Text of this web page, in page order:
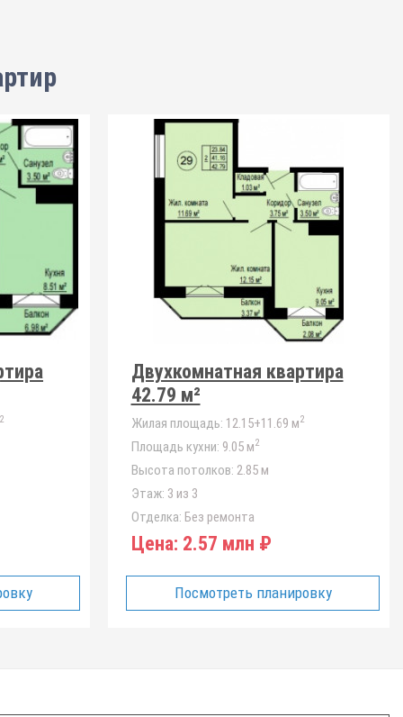
2
Двухкомнатная квартира
42.79 м²
Жилая площадь: 12.15+11.69 м2
Площадь кухни: 9.05 м2
Высота потолков: 2.85 м
Этаж: 3 из 3
Отделка: Без ремонта
Цена: 2.57 млн ₽
Посмотреть планировку